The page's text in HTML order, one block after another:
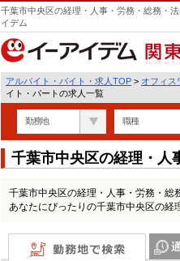
千葉市中央区の経理・人事・労務・総務・
イデム
関東
アルバイト・バイト・求人TOP > オフィス
イト・パートの求人一覧
勤務地 職種
千葉市中央区の経理・人
千葉市中央区の経理・人事・労務・総
あなたにぴったりの千葉市中央区の経